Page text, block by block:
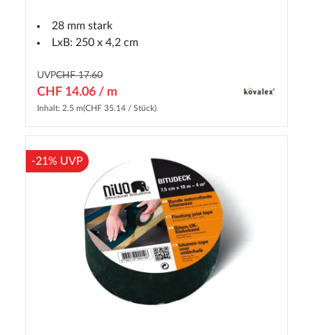
28 mm stark
LxB: 250 x 4,2 cm
UVPCHF 17.60
CHF 14.06 / m
Inhalt: 2.5 m(CHF 35.14 / Stück)
-21% UVP